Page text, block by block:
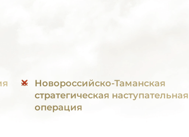
Новороссийско-Таманская
стратегическая наступательная
операция